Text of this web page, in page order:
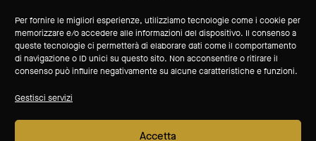
Per fornire le migliori esperienze, utilizziamo tecnologie come i cookie per
memorizzare e/o accedere alle informazioni del dispositivo. Il consenso a
queste tecnologie ci permetterà di elaborare dati come il comportamento
di navigazione o ID unici su questo sito. Non acconsentire o ritirare il
consenso può influire negativamente su alcune caratteristiche e funzioni.
Gestisci servizi
Accetta
Vuoi ricevere aggiornamenti sulle attività del Museo?
Iscriviti alla newsletter
sponsor tecnico